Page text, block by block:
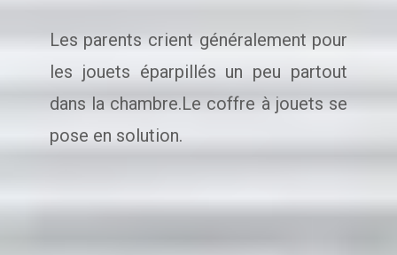
Les parents crient généralement pour
les jouets éparpillés un peu partout
dans la chambre.Le coffre à jouets se
pose en solution.